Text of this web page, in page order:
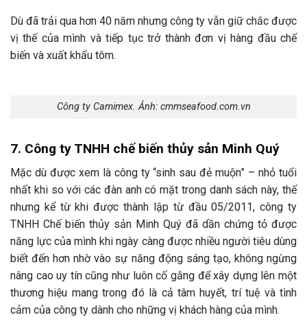
Dù đã trải qua hơn 40 năm nhưng công ty vẫn giữ chắc được
vị thế của mình và tiếp tục trở thành đơn vị hàng đầu chế
biến và xuất khẩu tôm.
Công ty Camimex. Ảnh: cmmseafood.com.vn
7. Công ty TNHH chế biến thủy sản Minh Quý
Mặc dù được xem là công ty “sinh sau đẻ muộn” – nhỏ tuổi
nhất khi so với các đàn anh có mặt trong danh sách này, thế
nhưng kể từ khi được thành lập từ đầu 05/2011, công ty
TNHH Chế biến thủy sản Minh Quý đã dần chứng tỏ được
năng lực của mình khi ngày càng được nhiều người tiêu dùng
biết đến hơn nhờ vào sự năng động sáng tạo, không ngừng
nâng cao uy tín cũng như luôn cố gắng để xây dựng lên một
thương hiệu mang trong đó là cả tâm huyết, trí tuệ và tình
cảm của công ty dành cho những vị khách hàng của mình.